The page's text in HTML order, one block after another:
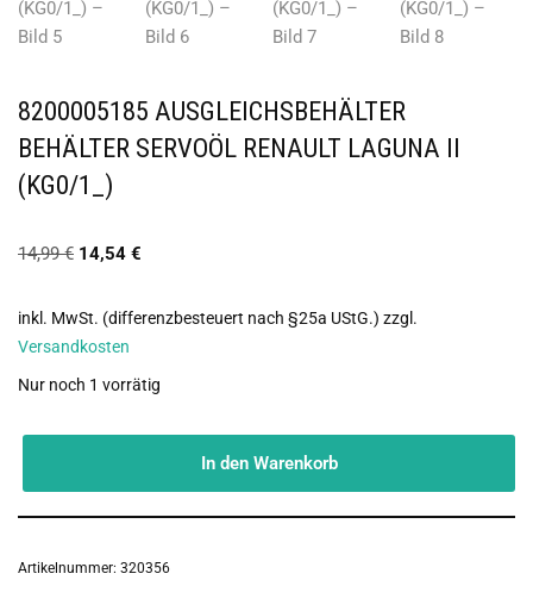
8200005185 AUSGLEICHSBEHÄLTER
BEHÄLTER SERVOÖL RENAULT LAGUNA II
(KG0/1_)
14,99€ 14,54 €
inkl. MwSt. (differenzbesteuert nach §25a UStG.) zzgl.
Versandkosten
Nur noch 1 vorrätig
In den Warenkorb
Artikelnummer: 320356